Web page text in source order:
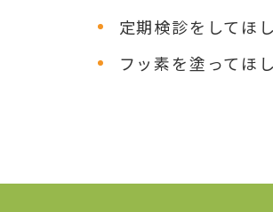
定期検診をしてほ
フッ素を塗ってほ